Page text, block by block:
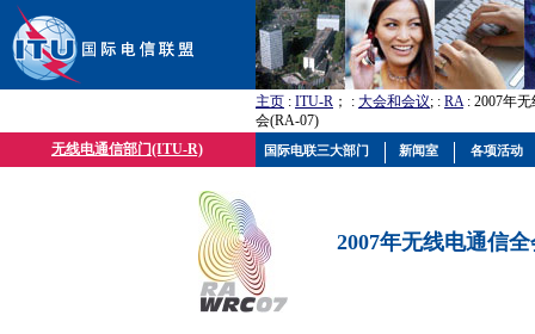
主页 : ITU-R ； : 大会和会议; : RA: 2007年
会(RA-07)
无线电通信部门(ITU-R)
2007年无线电通信
国际电联三大部门 新闻室 各项活动